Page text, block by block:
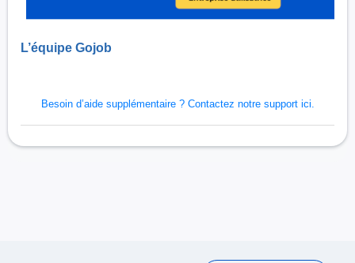
L’équipe Gojob
Besoin d’aide supplémentaire ? Contactez notre support ici.